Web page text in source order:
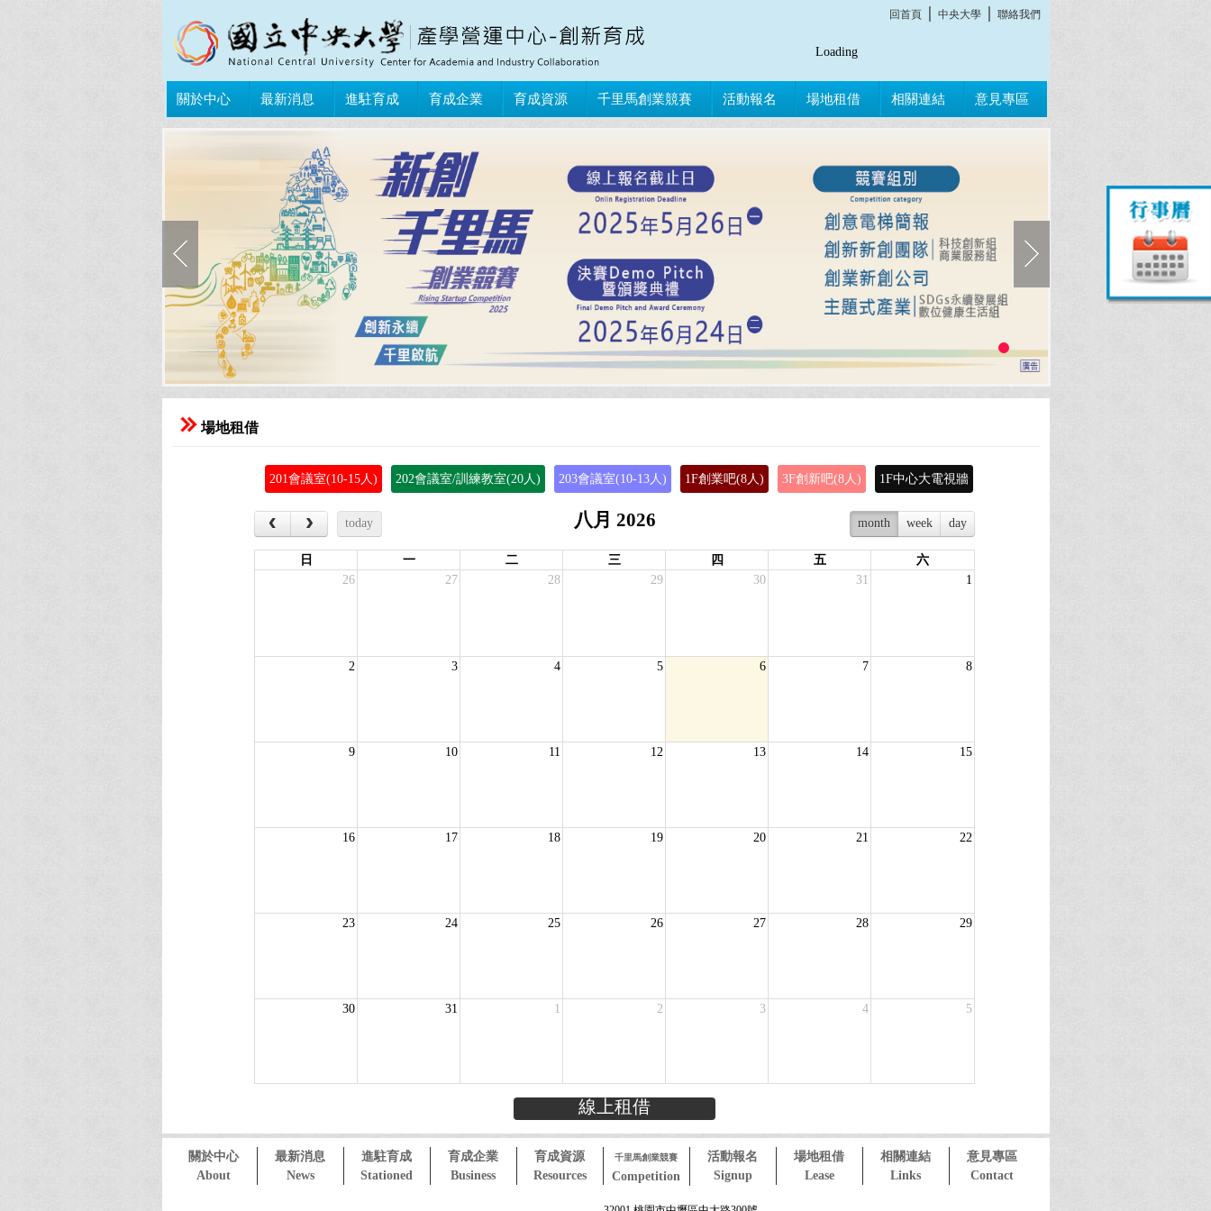
回首頁│ 中央大學│ 聯絡我們
Loading
關於中心 最新消息 進駐育成 育成企業 育成資源 千里馬創業競賽 活動報名 場地租借 相關連結 意見專區
場地租借
201會議室(10-15人) 202會議室/訓練教室(20人) 203會議室(10-13人) 1F創業吧(8人) 3F創新吧(8人) 1F中心大電視牆
‹ › today 八月 2026 month week day
日 一 二 三 四 五
六
26
27 28 29 30 31 1
2 3 4 5 6 7 8
9 10 11 12 13 14 15
16 17 18 19 20 21 22
23 24 25 26 27 28 29
30 31 1 2 3 4 5
線上租借
關於中心
About
最新消息
News
進駐育成
Stationed
育成企業
Business
育成資源
Resources
千里馬創業競賽
Competition
活動報名
Signup
場地租借
Lease
相關連結
Links
意見專區
Contact